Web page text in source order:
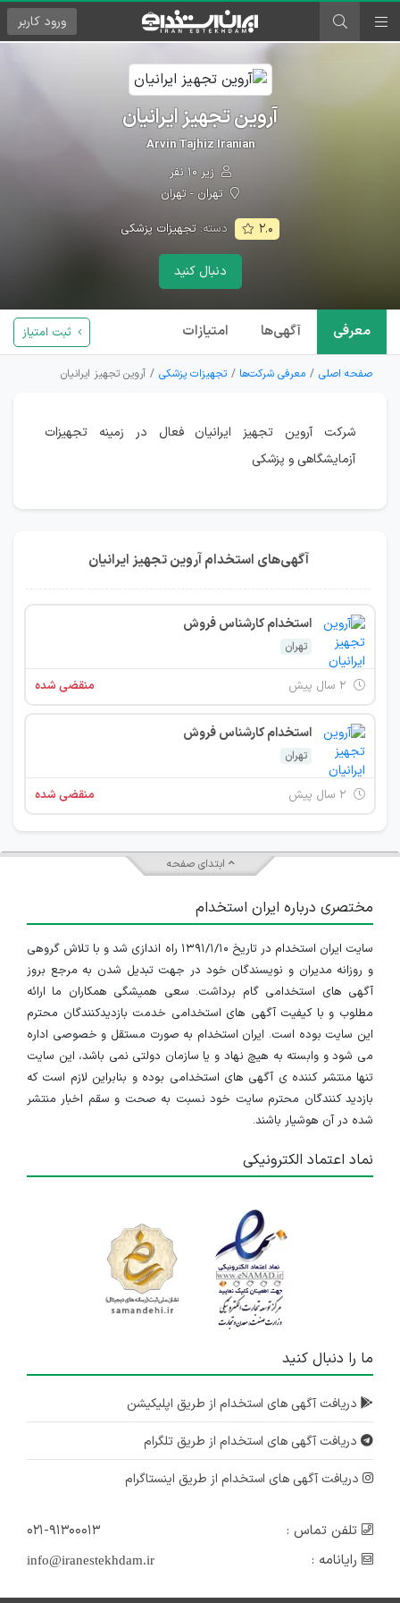
ورود کاربر
آروین تجهیز ایرانیان
Arvin Tajhiz Iranian
زیر ۱۰ نفر
تهران - تهران
۲.۰ دسته: تجهیزات پزشکی
دنبال کنید
معرفی آگهی‌ها امتیازات ثبت امتیاز
صفحه اصلی معرفی شرکت‌ها تجهیزات پزشکی آروین تجهیز ایرانیان
شرکت آروین تجهیز ایرانیان فعال در زمینه تجهیزات
آزمایشگاهی و پزشکی
آگهی‌های استخدام آروین تجهیز ایرانیان
استخدام کارشناس فروش
تهران
منقضی شده
استخدام کارشناس فروش
تهران
منقضی شده
ابتدای صفحه
مختصری درباره ایران استخدام
سایت ایران استخدام در تاریخ ۱۳۹۱/۱/۱۰ راه اندازی شد و با تلاش گروهی
و روزانه مدیران و نویسندگان خود در جهت تبدیل شدن به مرجع بروز
آگهی های استخدامی گام برداشت. سعی همیشگی همکاران ما ارائه
مطلوب و با کیفیت آگهی های استخدامی خدمت بازدیدکنندگان محترم
این سایت بوده است. ایران استخدام به صورت مستقل و خصوصی اداره
می شود و وابسته به هیچ نهاد و یا سازمان دولتی نمی باشد، این سایت
تنها منتشر کننده ی آگهی های استخدامی بوده و بنابراین لازم است که
بازدید کنندگان محترم سایت خود نسبت به صحت و سقم اخبار منتشر
شده در آن هوشیار باشند.
نماد اعتماد الکترونیکی
ما را دنبال کنید
دریافت آگهی های استخدام از طریق اپلیکیشن
دریافت آگهی های استخدام از طریق تلگرام
دریافت آگهی های استخدام از طریق اینستاگرام
تلفن تماس :
۰۲۱-۹۱۳۰۰۰۱۳
رایانامه :
info@iranestekhdam.ir